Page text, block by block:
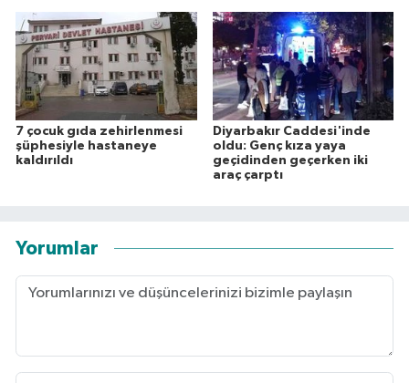
7 çocuk gıda zehirlenmesi
şüphesiyle hastaneye
kaldırıldı
Diyarbakır Caddesi'inde
oldu: Genç kıza yaya
geçidinden geçerken iki
araç çarptı
Yorumlar